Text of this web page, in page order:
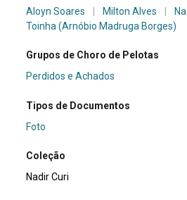
Aloyn Soares
Milton Alves
Toinha (Arnóbio Madruga Borges)
Grupos de Choro de Pelotas
Perdidos e Achados
Tipos de Documentos
Foto
Coleção
Nadir Curi